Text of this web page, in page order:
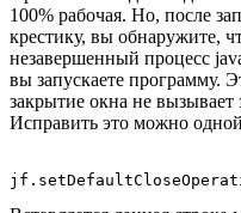
100% рабочая. Но, после
крестику, вы обнаружите,
незавершенный процесс
вы запускаете программу.
закрытие окна не
Исправить это можно